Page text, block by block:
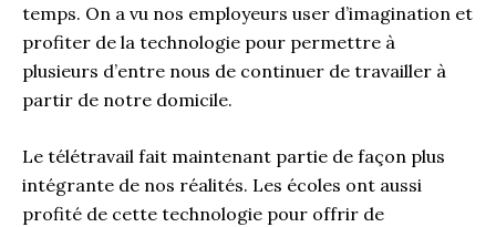
temps. On a vu nos employeurs user d’imagination et
profiter de la technologie pour permettre à
plusieurs d’entre nous de continuer de travailler à
partir de notre domicile.
Le télétravail fait maintenant partie de façon plus
intégrante de nos réalités. Les écoles ont aussi
profité de cette technologie pour offrir de